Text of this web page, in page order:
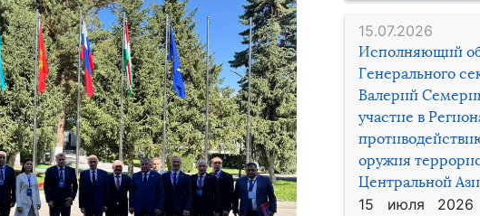
15.07.2026
Исполняющий
Генерального
Валерий
участие в
оружия
Центральной
15 июля